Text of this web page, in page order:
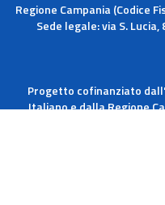
Regione Campania (Codice
Sede legale: via S.
Progetto cofinanziato
Italiano e dalla Regione